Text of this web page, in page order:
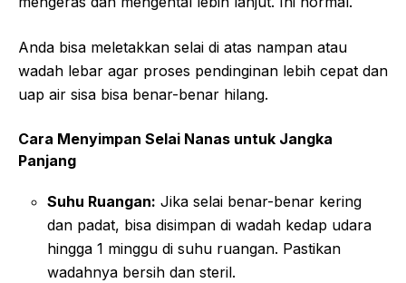
Anda bisa meletakkan selai di atas nampan atau
wadah lebar agar proses pendinginan lebih cepat dan
uap air sisa bisa benar-benar hilang.
Cara Menyimpan Selai Nanas untuk Jangka
Panjang
Suhu Ruangan: Jika selai benar-benar kering
dan padat, bisa disimpan di wadah kedap udara
hingga 1 minggu di suhu ruangan. Pastikan
wadahnya bersih dan steril.